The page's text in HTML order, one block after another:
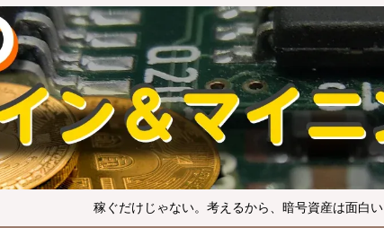
稼ぐだけじゃない。考えるから、暗号資産は面白い